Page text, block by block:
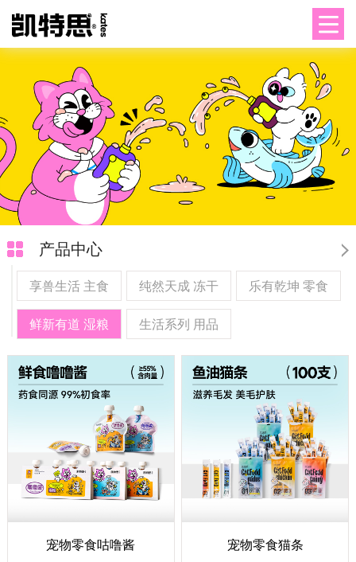
产品中心
享兽生活 主食 纯然天成 冻干 乐有乾坤 零食
鲜新有道 湿粮 生活系列 用品
宠物零食咕噜酱 宠物零食猫条